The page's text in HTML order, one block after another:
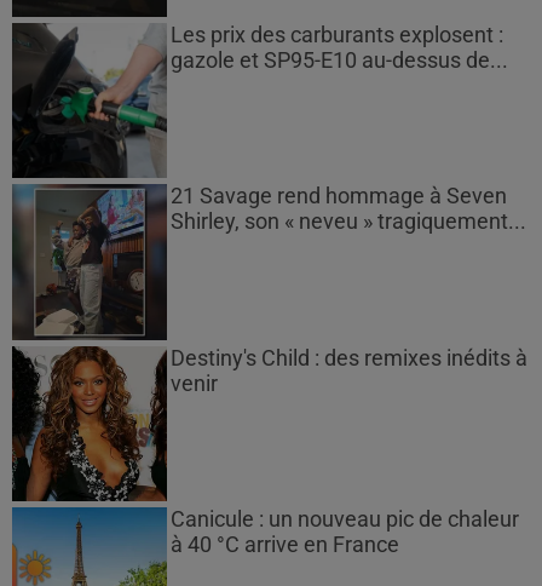
Les prix des carburants explosent :
gazole et SP95-E10 au-dessus de...
21 Savage rend hommage à Seven
Shirley, son « neveu » tragiquement...
Destiny's Child : des remixes inédits à
venir
Canicule : un nouveau pic de chaleur
à 40 °C arrive en France